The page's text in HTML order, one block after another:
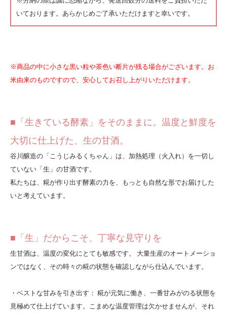
いております。あらかじめご了承いただけますと幸いです。
※商品の中に小さな黒い粒や茶色い断片が残る場合がございます。お
米由来のものですので、安心してお召し上がりいただけます。
■「生きている酵素」をそのままに。温度と鮮度を
大切に仕上げた、生の甘酒。
谷川醸造の「こうじみるくちゃん」は、加熱処理（火入れ）を一切し
ていない「生」の甘酒です。
私たちは、糀が作り出す酵素の力を、もっとも自然な形でお届けした
いと考えています。
■「生」だからこそ、丁寧な見守りを
生甘酒は、温度の変化にとても敏感です。 大量生産のオートメーショ
ンではなく、その時々の糀の状態を確認しながら仕込んでいます。
・ベストな甘みを引き出す： 糀が元気に働き、一番甘みがのる状態を
見極めて仕上げています。こまめな温度管理は欠かせませんが、それ